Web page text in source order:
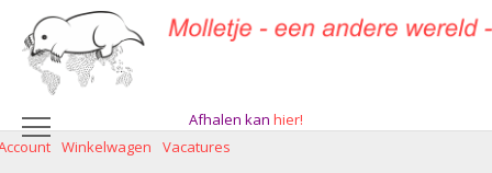
Afhalen kan hier!
Winkelwagen Vacatures